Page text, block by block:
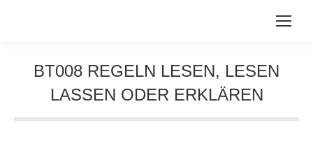
BT008 REGELN LESEN, LESEN
LASSEN ODER ERKLÄREN